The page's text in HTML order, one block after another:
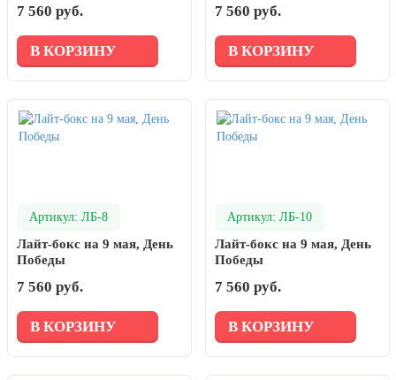
7 560 руб.
В КОРЗИНУ
7 560 руб.
В КОРЗИНУ
Артикул: ЛБ-8
Лайт-бокс на 9 мая, День
Победы
7 560 руб.
В КОРЗИНУ
Артикул: ЛБ-10
Лайт-бокс на 9 мая, День
Победы
7 560 руб.
В КОРЗИНУ